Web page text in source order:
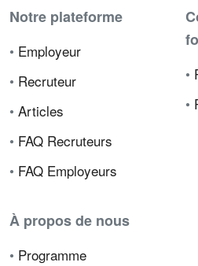
Notre plateforme
• Employeur
• Recruteur
• Articles
• FAQ Recruteurs
• FAQ Employeurs
•
•
À propos de nous
• Programme